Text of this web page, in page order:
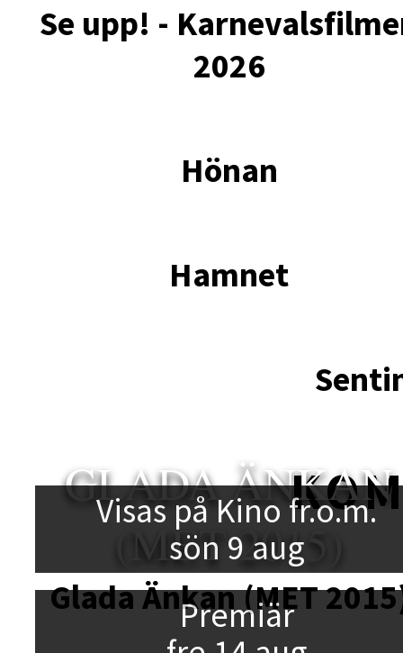
Se upp! -
2026
Hönan
Hamnet
GLADA ÄNKAN
(MET 2015)
Visas på Kino fr.o.m.
sön 9 aug
Glada Änkan (MET
Premiär